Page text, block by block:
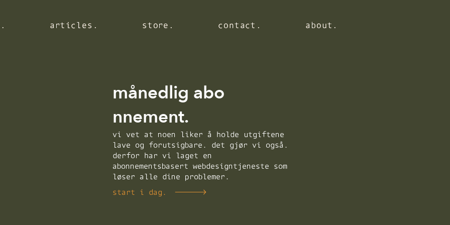
articles. store. contact. about.
articles. store. contact. about.
articles. store. contact. about.
månedlig abo
nnement.
vi vet at noen liker å holde utgiftene
lave og forutsigbare. det gjør vi også.
derfor har vi laget en
abonnementsbasert webdesigntjeneste som
løser alle dine problemer.
start i dag.